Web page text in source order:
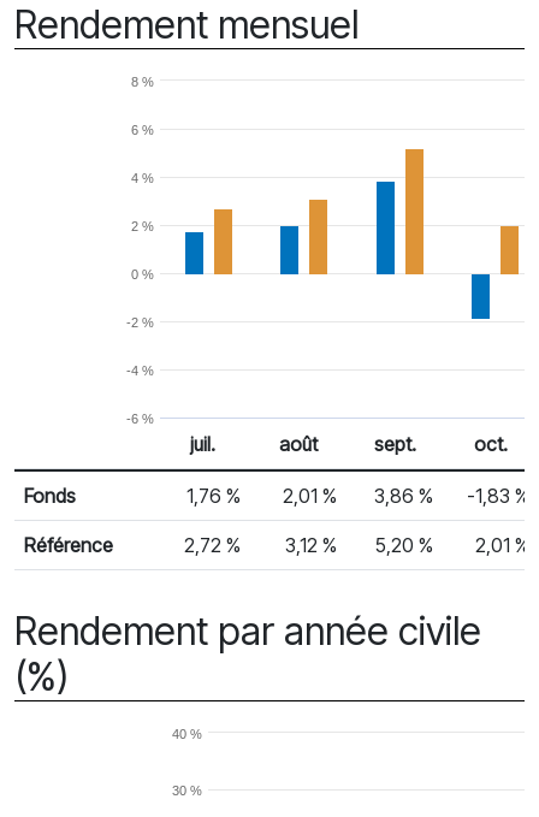
Rendement mensuel
-6 %
-4 %
-2 %
0 %
2 %
4 %
6 %
8 %
Rendement mensuel
% Rendement
juil. août sept. oct.
Fonds 1,76 % 2,01 % 3,86 % -1,83 %
Référence 2,72 % 3,12 % 5,20 % 2,01 %
Rendement par année civile
(%)
30 %
40 %